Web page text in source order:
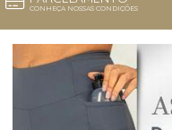
CONHEÇA NOSSAS CONDIÇÕES